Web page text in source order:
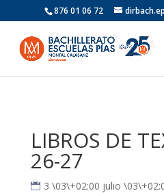
876 01 06 72
LIBROS DE
26-27
3 \03\+02:00 julio